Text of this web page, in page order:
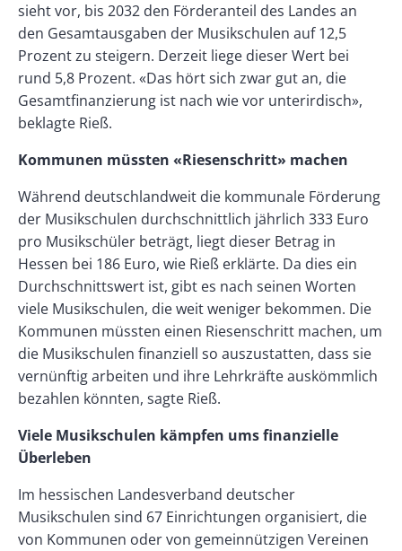
sieht vor, bis 2032 den Förderanteil des Landes an
den Gesamtausgaben der Musikschulen auf 12,5
Prozent zu steigern. Derzeit liege dieser Wert bei
rund 5,8 Prozent. «Das hört sich zwar gut an, die
Gesamtfinanzierung ist nach wie vor unterirdisch»,
beklagte Rieß.
Kommunen müssten «Riesenschritt» machen
Während deutschlandweit die kommunale Förderung
der Musikschulen durchschnittlich jährlich 333 Euro
pro Musikschüler beträgt, liegt dieser Betrag in
Hessen bei 186 Euro, wie Rieß erklärte. Da dies ein
Durchschnittswert ist, gibt es nach seinen Worten
viele Musikschulen, die weit weniger bekommen. Die
Kommunen müssten einen Riesenschritt machen, um
die Musikschulen finanziell so auszustatten, dass sie
vernünftig arbeiten und ihre Lehrkräfte auskömmlich
bezahlen könnten, sagte Rieß.
Viele Musikschulen kämpfen ums finanzielle
Überleben
Im hessischen Landesverband deutscher
Musikschulen sind 67 Einrichtungen organisiert, die
von Kommunen oder von gemeinnützigen Vereinen